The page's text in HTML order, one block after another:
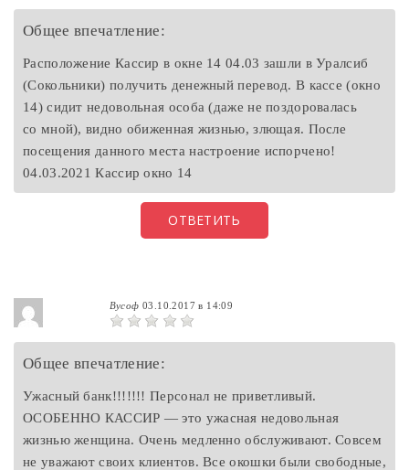
Общее впечатление:
Расположение Кассир в окне 14 04.03 зашли в Уралсиб
(Сокольники) получить денежный перевод. В кассе (окно
14) сидит недовольная особа (даже не поздоровалась
со мной), видно обиженная жизнью, злющая. После
посещения данного места настроение испорчено!
04.03.2021 Кассир окно 14
ОТВЕТИТЬ
Вусоф 03.10.2017 в 14:09
Общее впечатление:
Ужасный банк!!!!!!! Персонал не приветливый.
ОСОБЕННО КАССИР — это ужасная недовольная
жизнью женщина. Очень медленно обслуживают. Совсем
не уважают своих клиентов. Все окошки были свободные,